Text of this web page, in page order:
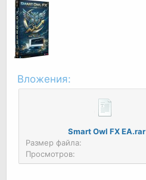
Вложения:
Smart Owl FX EA.rar
Размер файла:
Просмотров: